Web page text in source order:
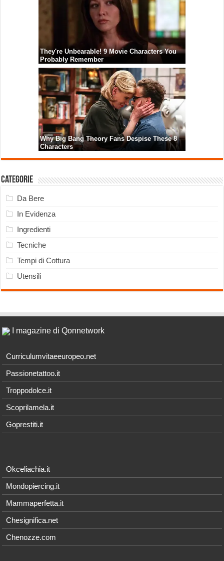
Categorie
Da Bere
In Evidenza
Ingredienti
Tecniche
Tempi di Cottura
Utensili
I magazine di Qonnetwork
Curriculumvitaeeuropeo.net
Passionetattoo.it
Troppodolce.it
Scoprilamela.it
Goprestiti.it
Okceliachia.it
Mondopiercing.it
Mammaperfetta.it
Chesignifica.net
Chenozze.com